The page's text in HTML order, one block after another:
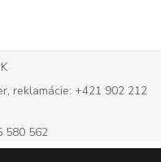
reklamácie: +421 902 212
580 562